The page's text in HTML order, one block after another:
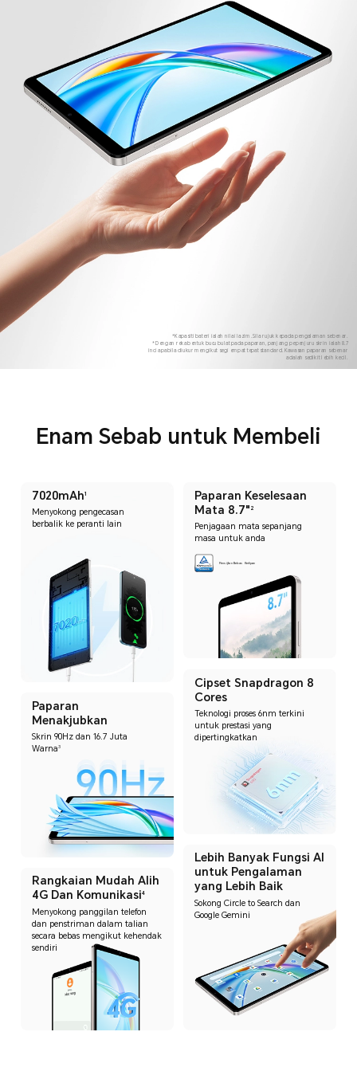
*Kapasiti bateri ialah nilai lazim. Sila rujuk kepada pengalaman sebenar.
*Dengan reka bentuk bucu bulat pada paparan, panjang pepenjuru skrin ialah 8.7
inci apabila diukur mengikut segi empat tepat standard. Kawasan paparan sebenar
adalah sedikit lebih kecil.
Enam Sebab untuk Membeli
7020mAh1
Menyokong pengecasan
berbalik ke peranti lain
Paparan Keselesaan
Mata 8.7" 2
Penjagaan mata sepanjang
masa untuk anda
Pensijilan Bebas Kerlipan
Paparan
Menakjubkan
Skrin 90Hz dan 16.7 Juta
Warna3
Cipset Snapdragon 8
Cores
Teknologi proses 6nm terkini
untuk prestasi yang
dipertingkatkan
Rangkaian Mudah Alih
4G Dan Komunikasi4
Menyokong panggilan telefon
dan penstriman dalam talian
secara bebas mengikut kehendak
sendiri
Lebih Banyak Fungsi AI
untuk Pengalaman
yang Lebih Baik
Sokong Circle to Search dan
Google Gemini